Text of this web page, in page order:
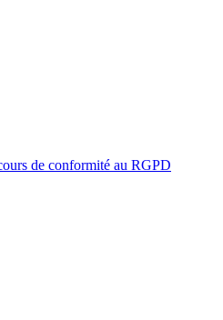
de conformité au RGPD